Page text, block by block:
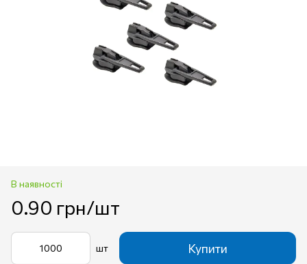
В наявності
0.90 грн/шт
шт Купити